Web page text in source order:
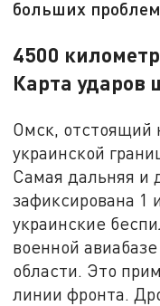
больших
4500
Карта ударов
Омск, отстоящий
украинской
Самая дальняя и
зафиксирована 1
украинские
военной
области. Это
линии фронта.